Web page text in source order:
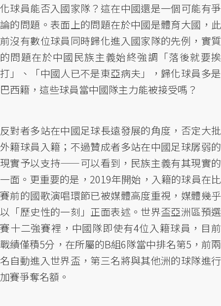
化球員能否入國家隊？這在中國還是一個可能有爭
論的問題。表面上的問題在於中國是體育大國，此
前沒有數位球員同時歸化進入國家隊的先例，實質
的問題在於中國民族主義始終強調「落後就要挨
打」、「中國人已不是東亞病夫」，歸化球員多是
巴西籍，這些球員當中國隊主力能被接受嗎？
反對者多站在中國足球長遠發展的角度，否定大批
外籍球員入籍；不過贊成者多站在中國足球孱弱的
現實予以支持——可以看到，民族主義有其現實的
一面。更重要的是，2019年開始，入籍的球員在比
賽前的國歌演唱環節已被媒體高度重視，媒體幾乎
以「歷史性的一刻」正面表述。世界盃亞洲區預選
賽十二強賽裡，中國隊即使有4位入籍球員，目前
戰績僅積5分，在所屬的B組6隊當中排名第5，前兩
名自動進入世界盃，第三名將與其他洲的球隊進行
加賽爭奪名額。